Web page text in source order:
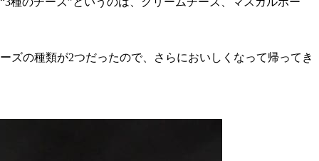
ズの種類が2つだったので、さらにおいしくなって帰ってき